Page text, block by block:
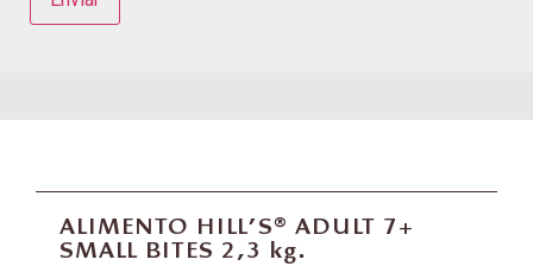
ALIMENTO HILL’S® ADULT 7+
SMALL BITES 2,3 kg.